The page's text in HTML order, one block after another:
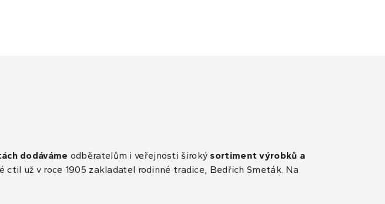
dodáváme odběratelům i veřejnosti široký sortiment výrobků a
ctil už v roce 1905 zakladatel rodinné tradice, Bedřich Smeták. Na